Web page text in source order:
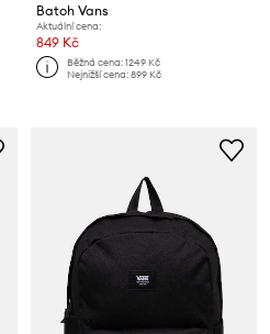
Batoh Vans
Aktuální cena:
849 Kč
Běžná cena:1249 Kč
Nejnižší cena:899 Kč